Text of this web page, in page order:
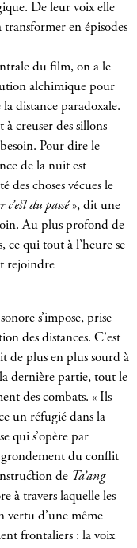
De leur voix elle
transformer en épisodes
du film, on a le
alchimique pour
la distance paradoxale.
à creuser des sillons
Pour dire le
de la nuit est
des choses vécues le
du passé», dit une
Au plus profond de
qui tout à l’heure se
rejoindre
s’impose, prise
des distances. C’est
de plus en plus sourd à
dernière partie, tout le
des combats. « Ils
un réfugié dans la
qui s’opère par
du conflit
de Ta’ang
à travers laquelle les
vertu d’une même
frontaliers : la voix